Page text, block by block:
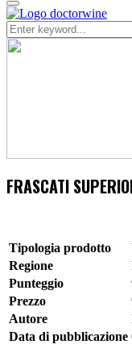
Primary
Menu
Search
for:
FRASCATI
Tipologia prodotto
Regione
Punteggio
Prezzo
Autore
Data di pubblicazione